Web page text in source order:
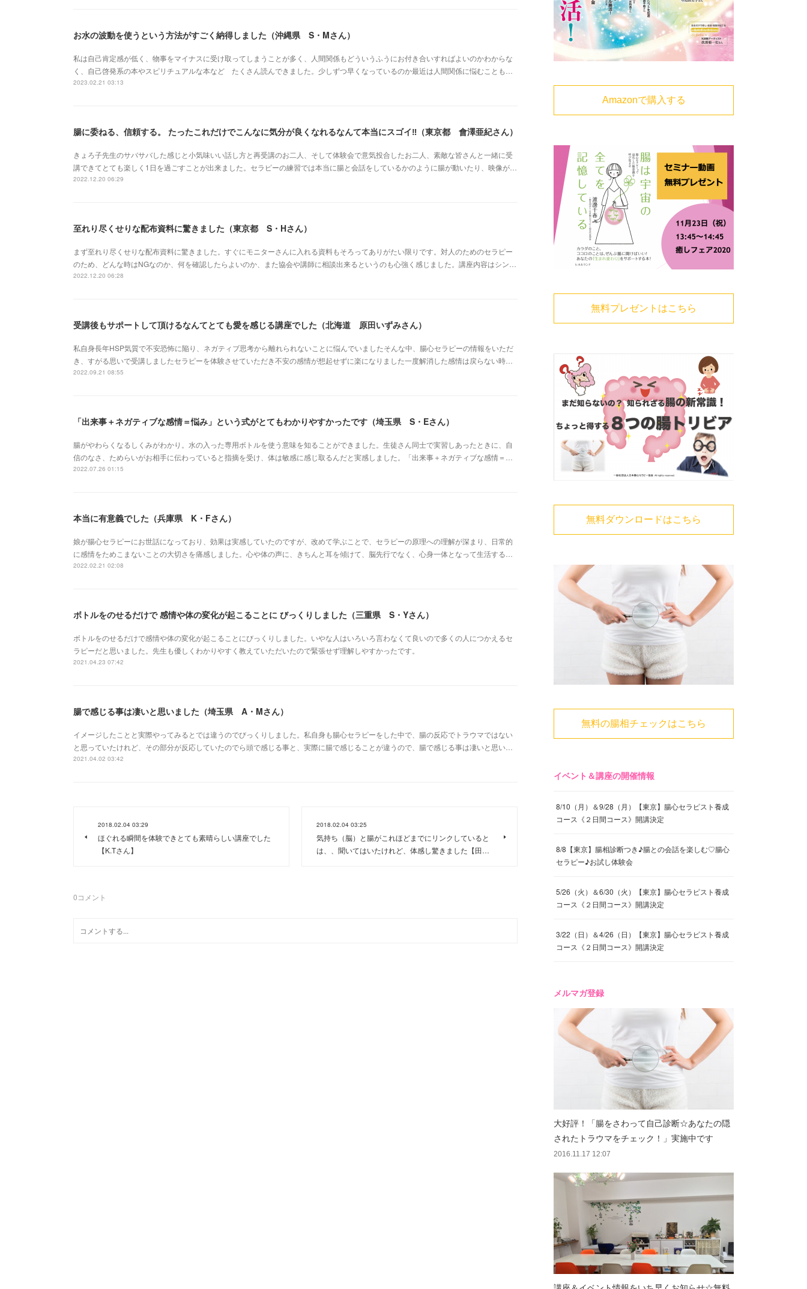
お水の波動を使うという方法がすごく納得しました（沖縄県 S・Mさん）
私は自己肯定感が低く、物事をマイナスに受け取ってしまうことが多く、人間関係もどういうふうにお付き合いすればよいのかわからな
く、自己啓発系の本やスピリチュアルな本など たくさん読んできました。少しずつ早くなっているのか最近は人間関係に悩むことも…
2023.02.21 03:13
腸に委ねる、信頼する。 たったこれだけでこんなに気分が良くなれるなんて本当にスゴイ‼︎（東京都 會澤亜紀さん）
きょろ子先生のサバサバした感じと小気味いい話し方と再受講のお二人、そして体験会で意気投合したお二人、素敵な皆さんと一緒に受
講できてとても楽しく1日を過ごすことが出来ました。セラピーの練習では本当に腸と会話をしているかのように腸が動いたり、映像が…
2022.12.20 06:29
至れり尽くせりな配布資料に驚きました（東京都 S・Hさん）
まず至れり尽くせりな配布資料に驚きました。すぐにモニターさんに入れる資料もそろってありがたい限りです。対人のためのセラピー
のため、どんな時はNGなのか、何を確認したらよいのか、また協会や講師に相談出来るというのも心強く感じました。講座内容はシン…
2022.12.20 06:28
受講後もサポートして頂けるなんてとても愛を感じる講座でした（北海道 原田いずみさん）
私自身長年HSP気質で不安恐怖に陥り、ネガティブ思考から離れられないことに悩んでいましたそんな中、腸心セラピーの情報をいただ
き、すがる思いで受講しましたセラピーを体験させていただき不安の感情が想起せずに楽になりました一度解消した感情は戻らない時…
2022.09.21 08:55
「出来事＋ネガティブな感情＝悩み」という式がとてもわかりやすかったです（埼玉県 S・Eさん）
腸がやわらくなるしくみがわかり。水の入った専用ボトルを使う意味を知ることができました。生徒さん同士で実習しあったときに、自
信のなさ、ためらいがお相手に伝わっていると指摘を受け、体は敏感に感じ取るんだと実感しました。「出来事＋ネガティブな感情＝…
2022.07.26 01:15
本当に有意義でした（兵庫県 K・Fさん）
娘が腸心セラピーにお世話になっており、効果は実感していたのですが、改めて学ぶことで、セラピーの原理への理解が深まり、日常的
に感情をためこまないことの大切さを痛感しました。心や体の声に、きちんと耳を傾けて、脳先行でなく、心身一体となって生活する…
2022.02.21 02:08
ボトルをのせるだけで 感情や体の変化が起こることに びっくりしました（三重県 S・Yさん）
ボトルをのせるだけで感情や体の変化が起こることにびっくりしました。いやな人はいろいろ言わなくて良いので多くの人につかえるセ
ラピーだと思いました。先生も優しくわかりやすく教えていただいたので緊張せず理解しやすかったです。
2021.04.23 07:42
腸で感じる事は凄いと思いました（埼玉県 A・Mさん）
イメージしたことと実際やってみるとでは違うのでびっくりしました。私自身も腸心セラピーをした中で、腸の反応でトラウマではない
と思っていたけれど、その部分が反応していたのでら頭で感じる事と、実際に腸で感じることが違うので、腸で感じる事は凄いと思い…
2021.04.02 03:42
2018.02.04 03:29
ほぐれる瞬間を体験できとても素晴らしい講座でした
【K.Tさん】
2018.02.04 03:25
気持ち（脳）と腸がこれほどまでにリンクしていると
は、、聞いてはいたけれど、体感し驚きました【田…
0コメント
Amazonで購入する
無料プレゼントはこちら
無料ダウンロードはこちら
無料の腸相チェックはこちら
イベント＆講座の開催情報
8/10（月）＆9/28（月）【東京】腸心セラピスト養成
コース《２日間コース》開講決定
8/8【東京】腸相診断つき♪腸との会話を楽しむ♡腸心
セラピー♪お試し体験会
5/26（火）＆6/30（火）【東京】腸心セラピスト養成
コース《２日間コース》開講決定
3/22（日）＆4/26（日）【東京】腸心セラピスト養成
コース《２日間コース》開講決定
メルマガ登録
大好評！「腸をさわって自己診断☆あなたの隠
されたトラウマをチェック！」実施中です
2016.11.17 12:07